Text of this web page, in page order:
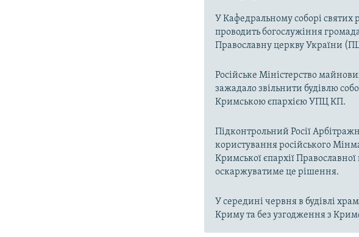
У Кафедральному соборі святих
проводить богослужіння
Православну церкву України
Російське Міністерство
зажадало звільнити будівлю
Кримською єпархією УПЦ КП.
Підконтрольний Росії
користування російського
Кримської єпархії
оскаржуватиме це рішення.
У середині червня в будівлі
Криму та без узгодження з